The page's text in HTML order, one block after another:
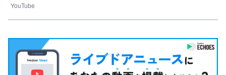
YouTube